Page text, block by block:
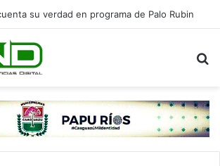
su verdad en programa de Palo Rubin